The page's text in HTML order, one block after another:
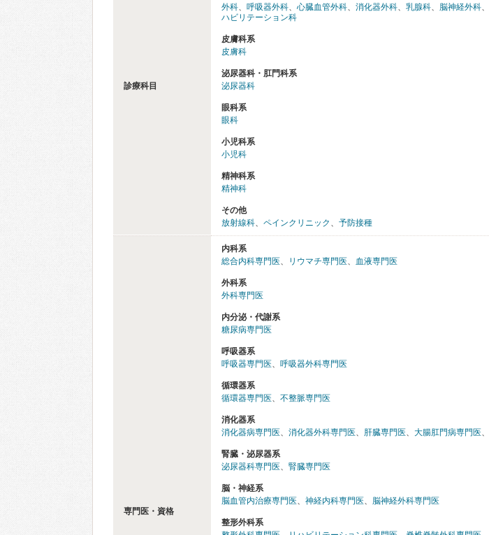
診療科目
外科、 呼吸器外科、 心臓血管外科、 消化器外科、 乳腺科、 脳神経外科、
ハビリテーション科
皮膚科系
皮膚科
泌尿器科・肛門科系
泌尿器科
眼科系
眼科
小児科系
小児科
精神科系
精神科
その他
放射線科、 ペインクリニック 、 予防接種
専門医・資格
内科系
総合内科専門医、 リウマチ専門医、 血液専門医
外科系
外科専門医
内分泌・代謝系
糖尿病専門医
呼吸器系
呼吸器専門医、 呼吸器外科専門医
循環器系
循環器専門医、 不整脈専門医
消化器系
消化器病専門医、 消化器外科専門医、 肝臓専門医、 大腸肛門病専門医、
腎臓・泌尿器系
泌尿器科専門医、 腎臓専門医
脳・神経系
脳血管内治療専門医、 神経内科専門医、 脳神経外科専門医
整形外科系